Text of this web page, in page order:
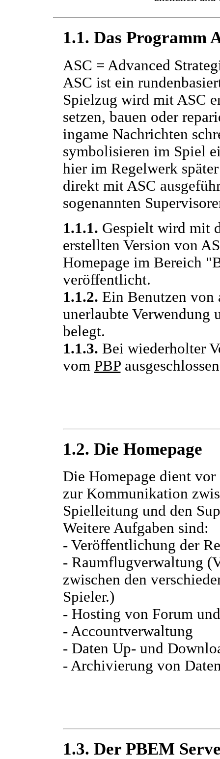
1.1. Das Programm
ASC = Advanced
ASC ist ein
Spielzug wird mit ASC
setzen, bauen oder
ingame Nachrichten
symbolisieren im Spiel
hier im Regelwerk
direkt mit ASC
sogenannten
1.1.1. Gespielt wird mit
erstellten Version von
Homepage im Bereich
veröffentlicht.
1.1.2. Ein Benutzen von
unerlaubte Verwendung
belegt.
1.1.3. Bei wiederholter
vom PBP
1.2. Die Homepage
Die Homepage dient
zur Kommunikation
Spielleitung und den
Weitere Aufgaben sind:
- Veröffentlichung der
- Raumflugverwaltung
zwischen den
Spieler.)
- Hosting von Forum
- Accountverwaltung
- Daten Up- und
- Archivierung von
1.3. Der PBEM